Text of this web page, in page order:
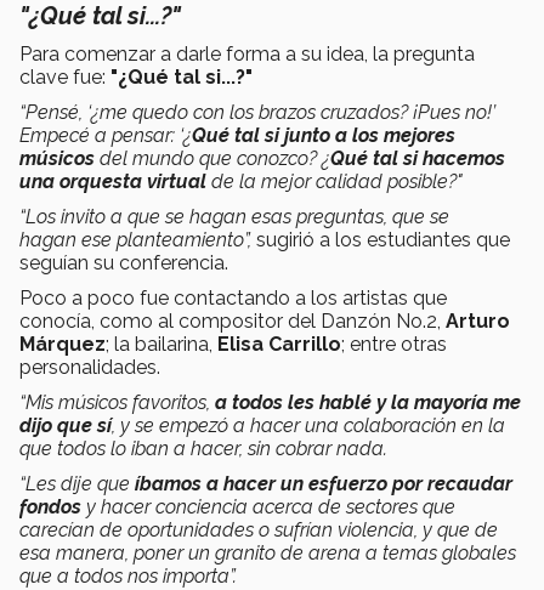
"¿Qué tal si...?"
Para comenzar a darle forma a su idea, la pregunta
clave fue: "¿Qué tal si...?"
“Pensé, ‘¿me quedo con los brazos cruzados? ¡Pues no!’
Empecé a pensar: ‘¿Qué tal si junto a los mejores
músicos del mundo que conozco? ¿Qué tal si hacemos
una orquesta virtual de la mejor calidad posible?"
“Los invito a que se hagan esas preguntas, que se
hagan ese planteamiento”, sugirió a los estudiantes que
seguían su conferencia.
Poco a poco fue contactando a los artistas que
conocía, como al compositor del Danzón No.2, Arturo
Márquez; la bailarina, Elisa Carrillo; entre otras
personalidades.
“Mis músicos favoritos, a todos les hablé y la mayoría me
dijo que sí, y se empezó a hacer una colaboración en la
que todos lo iban a hacer, sin cobrar nada.
“Les dije que íbamos a hacer un esfuerzo por recaudar
fondos y hacer conciencia acerca de sectores que
carecían de oportunidades o sufrían violencia, y que de
esa manera, poner un granito de arena a temas globales
que a todos nos importa”.